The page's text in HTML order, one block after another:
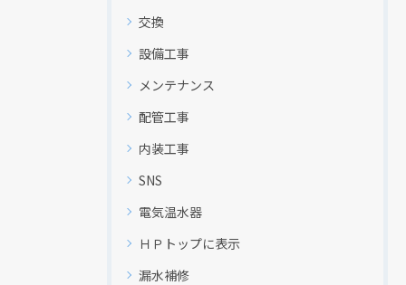
交換
設備工事
メンテナンス
配管工事
内装工事
SNS
電気温水器
ＨＰトップに表示
漏水補修